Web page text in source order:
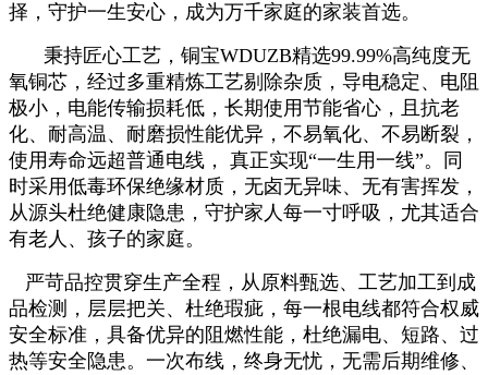
择，守护一生安心，成为万千家庭的家装首选。
秉持匠心工艺，铜宝WDUZB精选99.99%高纯度无
氧铜芯，经过多重精炼工艺剔除杂质，导电稳定、电阻
极小，电能传输损耗低，长期使用节能省心，且抗老
化、耐高温、耐磨损性能优异，不易氧化、不易断裂，
使用寿命远超普通电线， 真正实现“一生用一线”。同
时采用低毒环保绝缘材质，无卤无异味、无有害挥发，
从源头杜绝健康隐患，守护家人每一寸呼吸，尤其适合
有老人、孩子的家庭。
严苛品控贯穿生产全程，从原料甄选、工艺加工到成
品检测，层层把关、杜绝瑕疵，每一根电线都符合权威
安全标准，具备优异的阻燃性能，杜绝漏电、短路、过
热等安全隐患。一次布线，终身无忧，无需后期维修、